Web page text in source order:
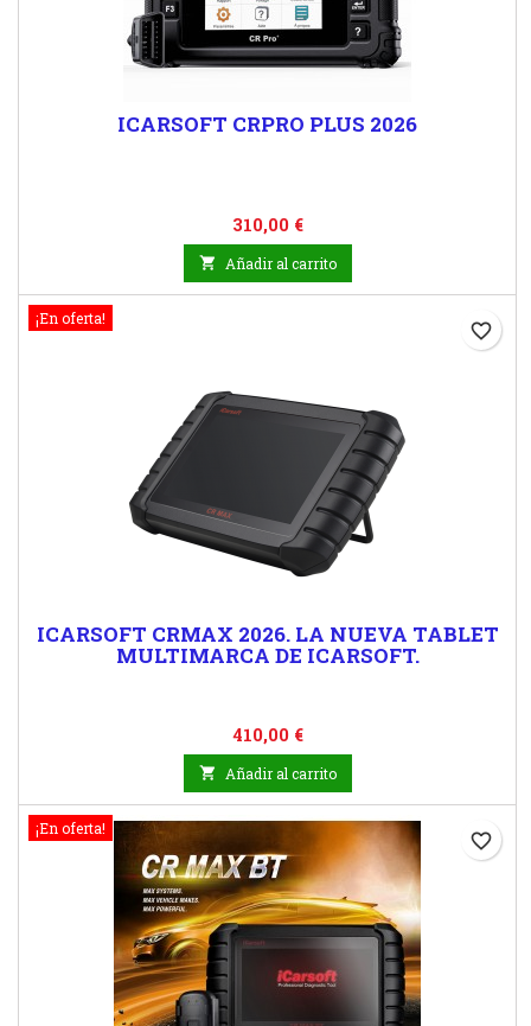
ICARSOFT CRPRO PLUS 2026
Precio
310,00 €
 Añadir al carrito
¡En oferta!
ICARSOFT CRMAX 2026. LA NUEVA TABLET
MULTIMARCA DE ICARSOFT.
Precio
410,00 €
 Añadir al carrito
favorite_border
¡En oferta!
favorite_border